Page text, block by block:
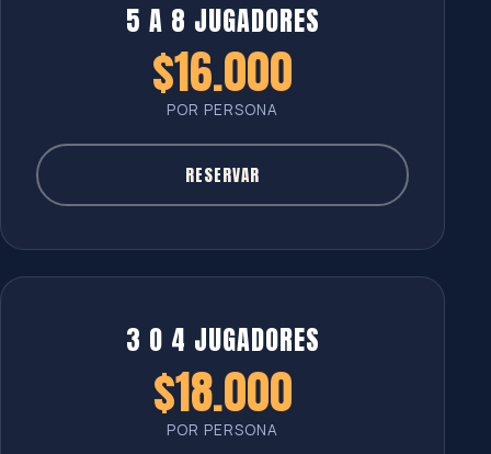
5 A 8 JUGADORES
$16.000
POR PERSONA
RESERVAR
3 O 4 JUGADORES
$18.000
POR PERSONA